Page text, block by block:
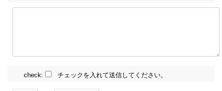
check: チェックを入れて送信してください。